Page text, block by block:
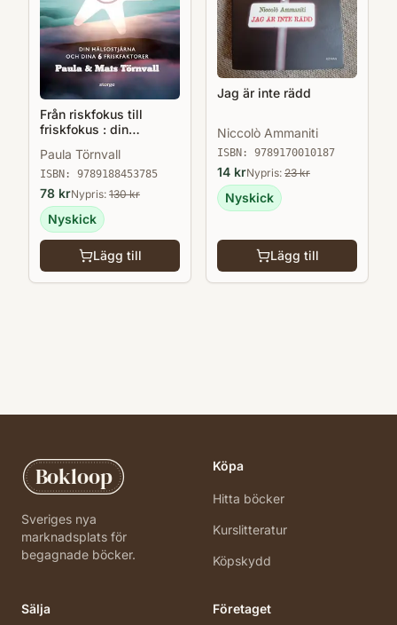
Från riskfokus till
friskfokus : din
friskfaktorer
Paula Törnvall
ISBN: 9789188453785
78 krNypris: 130kr
Nyskick
Lägg till
Jag är inte rädd
Niccolò Ammaniti
ISBN: 9789170010187
14 krNypris: 23kr
Nyskick
Lägg till
Bokloop
Sveriges nya
marknadsplats för
begagnade böcker.
Köpa
Hitta böcker
Kurslitteratur
Köpskydd
Sälja Företaget